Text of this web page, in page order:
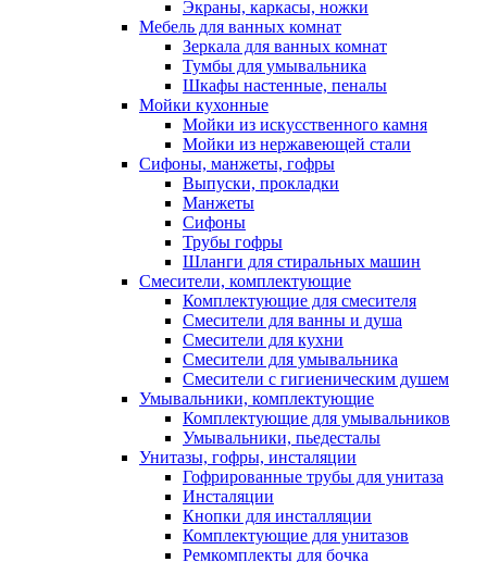
Экраны, каркасы, ножки
Мебель для ванных комнат
Зеркала для ванных комнат
Тумбы для умывальника
Шкафы настенные, пеналы
Мойки кухонные
Мойки из искусственного камня
Мойки из нержавеющей стали
Сифоны, манжеты, гофры
Выпуски, прокладки
Манжеты
Сифоны
Трубы гофры
Шланги для стиральных машин
Смесители, комплектующие
Комплектующие для смесителя
Смесители для ванны и душа
Смесители для кухни
Смесители для умывальника
Смесители с гигиеническим душем
Умывальники, комплектующие
Комплектующие для умывальников
Умывальники, пьедесталы
Унитазы, гофры, инсталяции
Гофрированные трубы для унитаза
Инсталяции
Кнопки для инсталляции
Комплектующие для унитазов
Ремкомплекты для бочка